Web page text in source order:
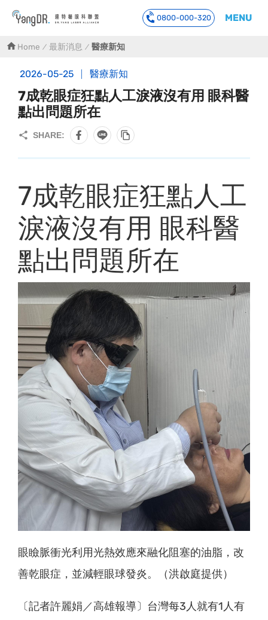
到主要內容
0800-000-320 MENU
Home 最新消息 醫療新知
2026-05-25 醫療新知
7成乾眼症狂點人工淚液沒有用 眼科醫
點出問題所在
7成乾眼症狂點人工
淚液沒有用 眼科醫
點出問題所在
眼瞼脈衝光利用光熱效應來融化阻塞的油脂，改
善乾眼症，並減輕眼球發炎。（洪啟庭提供）
〔記者許麗娟／高雄報導〕台灣每3人就有1人有